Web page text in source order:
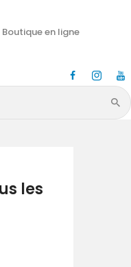
Boutique en ligne
ligne
les